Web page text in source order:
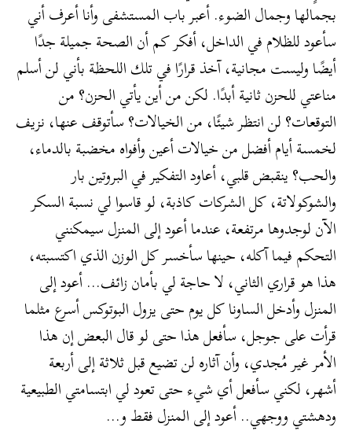
بجمالها وجمال الضوء. أعبر باب المستشفى وأنا أعرف أني
سأعود للظلام في الداخل، أفكر كم أن الصحة جميلة جدًا
أيضًا وليست مجانية، آخذ قرارًا في تلك اللحظة بأني لن أسلم
مناعتي للحزن ثانية أبدًا. لكن من أين يأتي الحزن؟ من
التوقعات؟ لن انتظر شيئًا، من الخيالات؟ سأتوقف عنها، نزيف
لخمسة أيام أفضل من خيالات أعين وأفواه مخضبة بالدماء،
والحب؟ ينقبض قلبي، أعاود التفكير في البروتين بار
والشوكولاتة، كل الشركات كاذبة، لو قاسوا لي نسبة السكر
الآن لوجدوها مرتفعة، عندما أعود إلى المنزل سيمكنني
التحكم فيما آكله، حينها سأخسر كل الوزن الذي اكتسبته،
هذا هو قراري الثاني، لا حاجة لي بأمان زائف… أعود إلى
المنزل وأدخل الساونا كل يوم حتى يزول البوتوكس أسرع مثلما
قرأت على جوجل، سأفعل هذا حتى لو قال البعض إن هذا
الأمر غير مُجدي، وأن آثاره لن تضيع قبل ثلاثة إلى أربعة
أشهر، لكني سأفعل أي شيء حتى تعود لي ابتسامتي الطبيعية
ودهشتي ووجهي.. أعود إلى المنزل فقط و…